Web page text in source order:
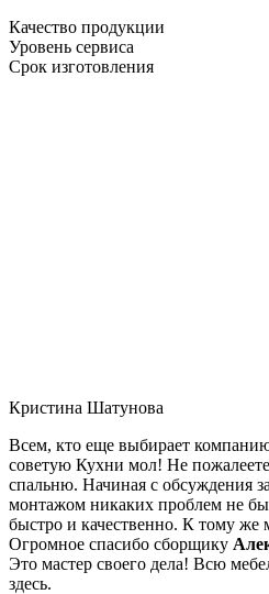
Качество продукции
Уровень сервиса
Срок изготовления
Кристина Шатунова
Всем, кто еще выбирает
советую Кухни мол! Не
спальню. Начиная с обсуждения
монтажом никаких проблем не
быстро и качественно. К тому же
Огромное спасибо сборщику
Это мастер своего дела! Всю
здесь.